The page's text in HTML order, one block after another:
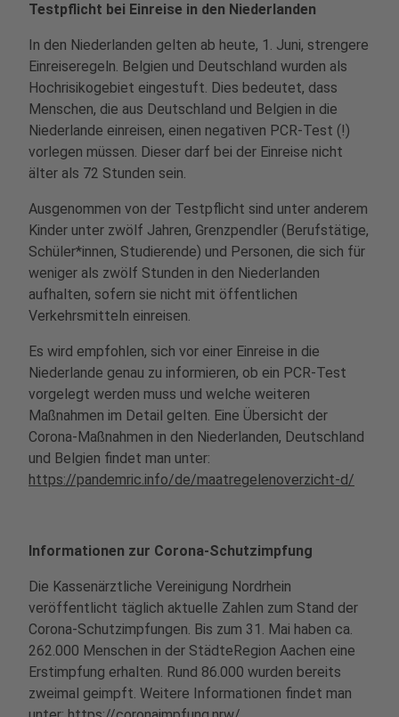
Testpflicht bei Einreise in den Niederlanden
In den Niederlanden gelten ab heute, 1. Juni, strengere
Einreiseregeln. Belgien und Deutschland wurden als
Hochrisikogebiet eingestuft. Dies bedeutet, dass
Menschen, die aus Deutschland und Belgien in die
Niederlande einreisen, einen negativen PCR-Test (!)
vorlegen müssen. Dieser darf bei der Einreise nicht
älter als 72 Stunden sein.
Ausgenommen von der Testpflicht sind unter anderem
Kinder unter zwölf Jahren, Grenzpendler (Berufstätige,
Schüler*innen, Studierende) und Personen, die sich für
weniger als zwölf Stunden in den Niederlanden
aufhalten, sofern sie nicht mit öffentlichen
Verkehrsmitteln einreisen.
Es wird empfohlen, sich vor einer Einreise in die
Niederlande genau zu informieren, ob ein PCR-Test
vorgelegt werden muss und welche weiteren
Maßnahmen im Detail gelten. Eine Übersicht der
Corona-Maßnahmen in den Niederlanden, Deutschland
und Belgien findet man unter:
https://pandemric.info/de/maatregelenoverzicht-d/
Informationen zur Corona-Schutzimpfung
Die Kassenärztliche Vereinigung Nordrhein
veröffentlicht täglich aktuelle Zahlen zum Stand der
Corona-Schutzimpfungen. Bis zum 31. Mai haben ca.
262.000 Menschen in der StädteRegion Aachen eine
Erstimpfung erhalten. Rund 86.000 wurden bereits
zweimal geimpft. Weitere Informationen findet man